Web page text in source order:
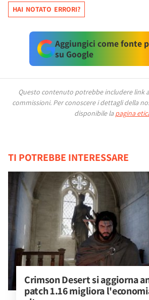
HAI NOTATO ERRORI?
Aggiungici come fonte
su Google
Questo contenuto potrebbe includere link
commissioni. Per conoscere i dettagli della
disponibile la pagina
TI POTREBBE INTERESSARE
Crimson Desert si aggiorna
patch 1.16 migliora